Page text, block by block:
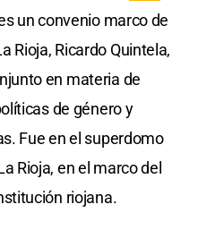
un convenio marco de
Rioja, Ricardo Quintela,
en materia de
de género y
Fue en el superdomo
Rioja, en el marco del
riojana.